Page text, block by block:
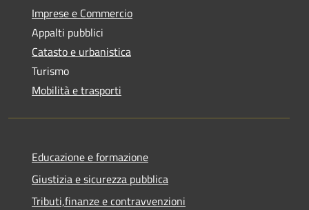
Imprese e Commercio
Appalti pubblici
Catasto e urbanistica
Turismo
Mobilità e trasporti
Educazione e formazione
Giustizia e sicurezza pubblica
Tributi,finanze e contravvenzioni